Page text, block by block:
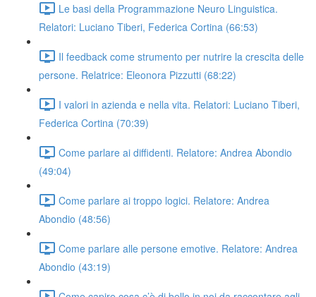
Le basi della Programmazione Neuro Linguistica.
Relatori: Luciano Tiberi, Federica Cortina (66:53)
Il feedback come strumento per nutrire la crescita delle
persone. Relatrice: Eleonora Pizzutti (68:22)
I valori in azienda e nella vita. Relatori: Luciano Tiberi,
Federica Cortina (70:39)
Come parlare ai diffidenti. Relatore: Andrea Abondio
(49:04)
Come parlare ai troppo logici. Relatore: Andrea
Abondio (48:56)
Come parlare alle persone emotive. Relatore: Andrea
Abondio (43:19)